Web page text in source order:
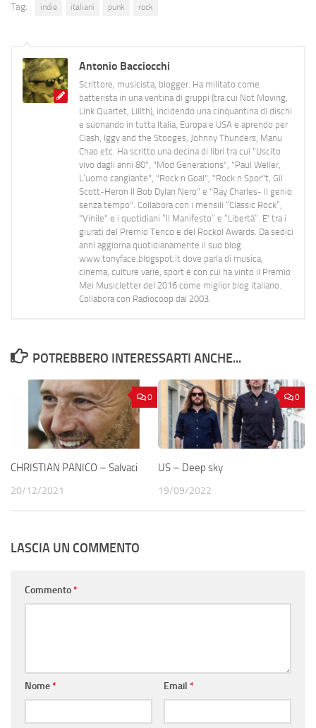
Tag: indie italiani punk rock
Antonio Bacciocchi
Scrittore, musicista, blogger. Ha militato come
batterista in una ventina di gruppi (tra cui Not Moving,
Link Quartet, Lilith), incidendo una cinquantina di dischi
e suonando in tutta Italia, Europa e USA e aprendo per
Clash, Iggy and the Stooges, Johnny Thunders, Manu
Chao etc. Ha scritto una decina di libri tra cui "Uscito
vivo dagli anni 80", "Mod Generations", "Paul Weller,
L’uomo cangiante", "Rock n Goal", "Rock n Spor"t, Gil
Scott-Heron Il Bob Dylan Nero" e "Ray Charles- Il genio
senza tempo". Collabora con i mensili “Classic Rock”,
"Vinile" e i quotidiani “Il Manifesto” e “Libertà”. E' tra i
giurati del Premio Tenco e del Rockol Awards. Da sedici
anni aggiorna quotidianamente il suo blog
www.tonyface.blogspot.it dove parla di musica,
cinema, culture varie, sport e con cui ha vinto il Premio
Mei Musicletter del 2016 come miglior blog italiano.
Collabora con Radiocoop dal 2003.
POTREBBERO INTERESSARTI ANCHE...
0
CHRISTIAN PANICO – Salvaci
20/12/2021
0
US – Deep sky
19/09/2022
LASCIA UN COMMENTO
Commento*
Nome* Email *